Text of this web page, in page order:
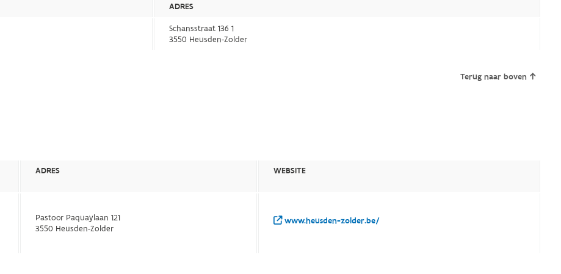
ADRES
Schansstraat 136 1
3550 Heusden-Zolder
Terug naar boven
ADRES WEBSITE
Pastoor Paquaylaan 121
3550 Heusden-Zolder
www.heusden-zolder.be/